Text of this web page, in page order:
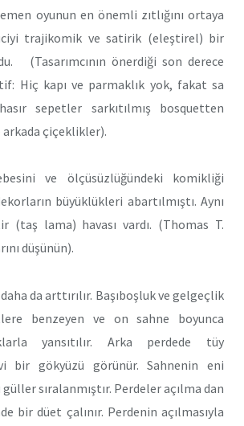
oyunun en önemli zıtlığını ortaya
trajikomik ve satirik (eleştirel) bir
(Tasarımcının önerdiği son derece
Hiç kapı ve parmaklık yok, fakat sa
sepetler sarkıtılmış bosquetten
arkada çiçeklikler).
ve ölçüsüzlüğündeki komikliği
büyüklükleri abartılmıştı. Aynı
(taş lama) havası vardı. (Thomas T.
düşünün).
da arttırılır. Başıboşluk ve gelgeçlik
benzeyen ve on sahne boyunca
yansıtılır. Arka perdede tüy
bir gökyüzü görünür. Sahnenin eni
sıralanmıştır. Perdeler açılma dan
bir düet çalınır. Perdenin açılmasıyla